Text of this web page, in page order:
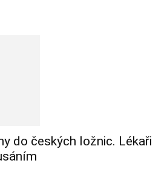
do českých ložnic. Lékaři